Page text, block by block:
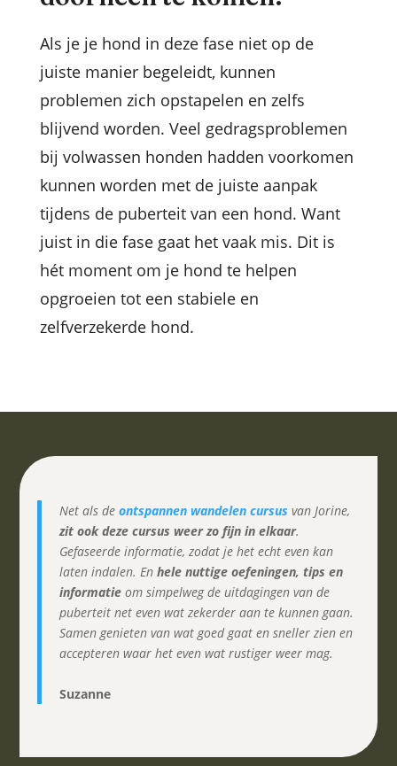
Als je je hond in deze fase niet op de
juiste manier begeleidt, kunnen
problemen zich opstapelen en zelfs
blijvend worden. Veel gedragsproblemen
bij volwassen honden hadden voorkomen
kunnen worden met de juiste aanpak
tijdens de puberteit van een hond. Want
juist in die fase gaat het vaak mis. Dit is
hét moment om je hond te helpen
opgroeien tot een stabiele en
zelfverzekerde hond.
Net als deontspannen wandelen cursus van Jorine,
zit ook deze cursus weer zo fijn in elkaar.
Gefaseerde informatie, zodat je het echt even kan
laten indalen. Enhele nuttige oefeningen, tips en
informatie om simpelweg de uitdagingen van de
puberteit net even wat zekerder aan te kunnen gaan.
Samen genieten van wat goed gaat en sneller zien en
accepteren waar het even wat rustiger weer mag.
Suzanne